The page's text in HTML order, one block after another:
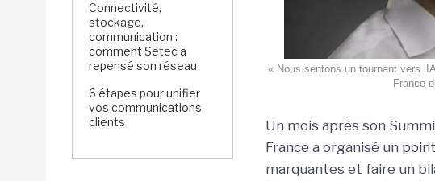
Connectivité,
stockage,
communication :
comment Setec a
repensé son réseau
6 étapes pour unifier
vos communications
clients
« Nous sentons un tournant vers
France
Un mois après son
France a organisé un
marquantes et faire un